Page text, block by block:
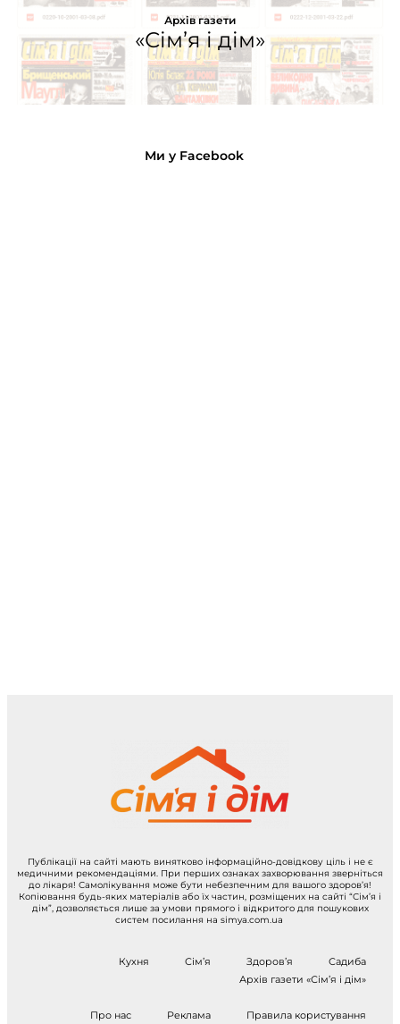
Архів газети
«Сім’я і дім»
Ми у Facebook
Публікації на сайті мають винятково інформаційно-довідкову ціль і не є
медичними рекомендаціями. При перших ознаках захворювання зверніться
до лікаря! Самолікування може бути небезпечним для вашого здоров’я!
Копіювання будь-яких матеріалів або їх частин, розміщених на сайті “Сім’я і
дім”, дозволяється лише за умови прямого і відкритого для пошукових
систем посилання на simya.com.ua
Кухня Сім’я Здоров’я
Садиба
Архів газети «Сім’я і дім»
Про нас Реклама Правила користування